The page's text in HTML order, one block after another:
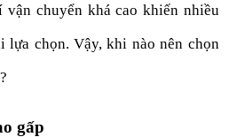
vận chuyển khá cao khiến nhiều
lựa chọn. Vậy, khi nào nên chọn
gấp